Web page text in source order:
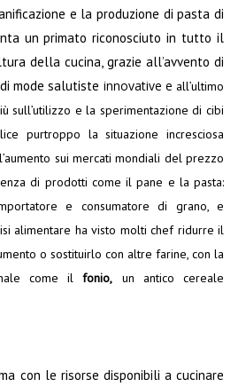
e la produzione di pasta di
un primato riconosciuto in tutto il
della cucina, grazie all’avvento di
mode salutiste innovative e all’ultimo
sull’utilizzo e la sperimentazione di cibi
purtroppo la situazione incresciosa
sui mercati mondiali del prezzo
di prodotti come il pane e la pasta:
e consumatore di grano, e
alimentare ha visto molti chef ridurre il
o sostituirlo con altre farine, con la
come ilfonio, un antico cereale
con le risorse disponibili a cucinare